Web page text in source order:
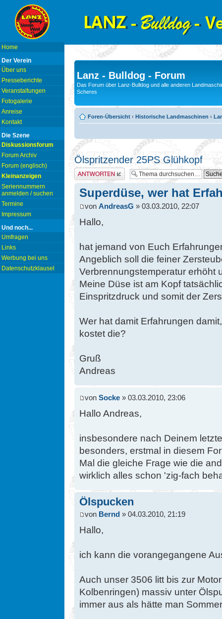
Home
Der Verein
Über uns
Presseberichte
Veranstaltungen
Fotogalerie
Anreise
Kontakt
Die Szene
Diskussionsforum
Forum Archiv
Forum (englisch)
Kleinanzeigen
Seriennummern
anmelden / suchen
Termine
Impressum
Und noch...
Umfragen
Links
Werbung bei uns
Datenschutzklausel
Lanz - Bulldog - Forum
Das Forum über Lanz-Bulldog und alle anderen
Scheres
Foren-Übersicht ‹ Historische Landmaschinen ‹
Ölspritzender 25PS Glühkopf
Antwort erstellen
Superdüse, wer hat
von AndreasG » 03.03.2010, 22:07
Hallo,
hat jemand von Euch
Angeblich soll die feiner
Verbrennungstemperatur erhöht
Meine Düse ist am Kopf
Einspritzdruck und somit der
Wer hat damit Erfahrungen
kostet die?
Gruß
Andreas
von Socke » 03.03.2010, 23:06
Hallo Andreas,
insbesondere nach Deinem
besonders, erstmal in diesem
Mal die gleiche Frage wie die
wirklich alles schon 'zig-fach
Ölspucken
von Bernd » 04.03.2010, 21:19
Hallo,
ich kann die vorangegangene
Auch unser 3506 litt bis zur
Kolbenringen) massiv unter
immer aus als hätte man